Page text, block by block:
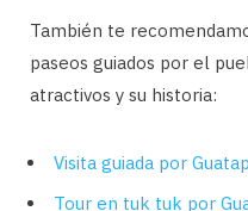
También te
paseos guiados por el
atractivos y su historia:
Visita guiada por
Tour en tuk tuk por